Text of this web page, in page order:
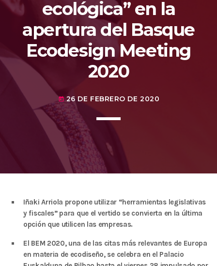
desarrollo en economía circular y ecodiseño
today 25 DE FEBRERO DE 2020
MOST UPVOTED
today 14 DE FEBRERO DE 2020
El Basque Ecodesign Meeting
2020 celebrará en Bilbao los 20
medioambiental de las empresas
vascas
ecológica” en la
apertura del Basque
Ecodesign Meeting
2020
today 26 DE FEBRERO DE 2020
Iñaki Arriola propone utilizar “herramientas legislativas
y fiscales” para que el vertido se convierta en la última
opción que utilicen las empresas.
El BEM 2020, una de las citas más relevantes de Europa
en materia de ecodiseño, se celebra en el Palacio